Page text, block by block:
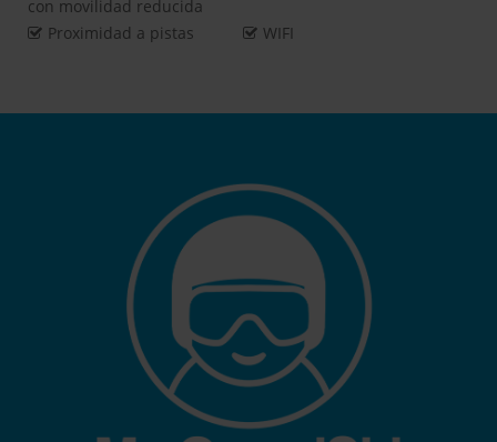
con movilidad reducida
Proximidad a pistas WIFI